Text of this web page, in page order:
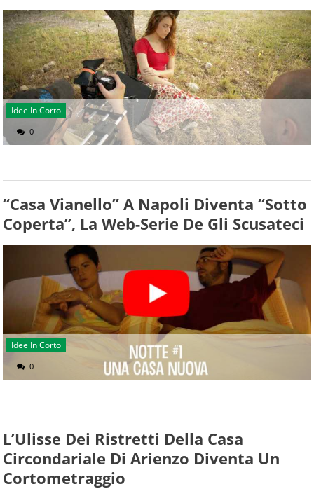
Idee In Corto
0
“Casa Vianello” A Napoli Diventa “Sotto
Coperta”, La Web-Serie De Gli Scusateci
Idee In Corto
0
L’Ulisse Dei Ristretti Della Casa
Circondariale Di Arienzo Diventa Un
Cortometraggio